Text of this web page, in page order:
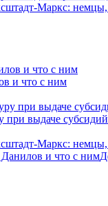
Маркс: немцы,
и что с ним
при выдаче субсидий
Маркс: немцы,
и что с ним